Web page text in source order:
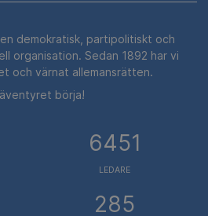
demokratisk, partipolitiskt och
organisation. Sedan 1892 har vi
och värnat allemansrätten.
börja!
6451
LEDARE
285